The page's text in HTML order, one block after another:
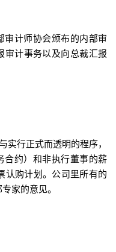
审计师协会颁布的内部审
审计事务以及向总裁汇报
实行正式而透明的程序，
合约）和非执行董事的薪
认购计划。公司里所有的
家的意见。